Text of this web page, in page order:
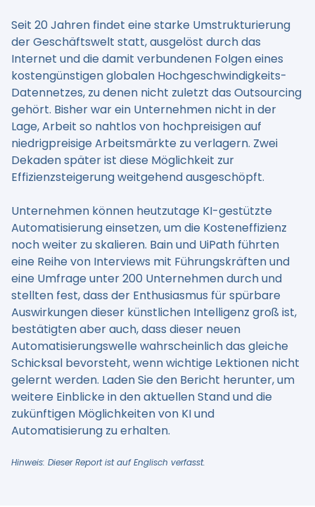
Seit 20 Jahren findet eine starke Umstrukturierung
der Geschäftswelt statt, ausgelöst durch das
Internet und die damit verbundenen Folgen eines
kostengünstigen globalen Hochgeschwindigkeits-
Datennetzes, zu denen nicht zuletzt das Outsourcing
gehört. Bisher war ein Unternehmen nicht in der
Lage, Arbeit so nahtlos von hochpreisigen auf
niedrigpreisige Arbeitsmärkte zu verlagern. Zwei
Dekaden später ist diese Möglichkeit zur
Effizienzsteigerung weitgehend ausgeschöpft.
Unternehmen können heutzutage KI-gestützte
Automatisierung einsetzen, um die Kosteneffizienz
noch weiter zu skalieren. Bain und UiPath führten
eine Reihe von Interviews mit Führungskräften und
eine Umfrage unter 200 Unternehmen durch und
stellten fest, dass der Enthusiasmus für spürbare
Auswirkungen dieser künstlichen Intelligenz groß ist,
bestätigten aber auch, dass dieser neuen
Automatisierungswelle wahrscheinlich das gleiche
Schicksal bevorsteht, wenn wichtige Lektionen nicht
gelernt werden. Laden Sie den Bericht herunter, um
weitere Einblicke in den aktuellen Stand und die
zukünftigen Möglichkeiten von KI und
Automatisierung zu erhalten.
Hinweis: Dieser Report ist auf Englisch verfasst.